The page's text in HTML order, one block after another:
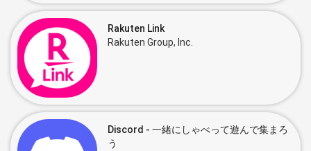
Rakuten Link
Rakuten Group, Inc.
Discord - 一緒にしゃべって遊んで集まろ
う